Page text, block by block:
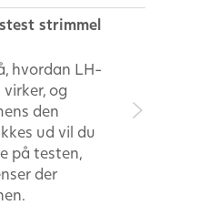
strimmel
hvordan LH-
og
den
ud vil du
på testen,
der